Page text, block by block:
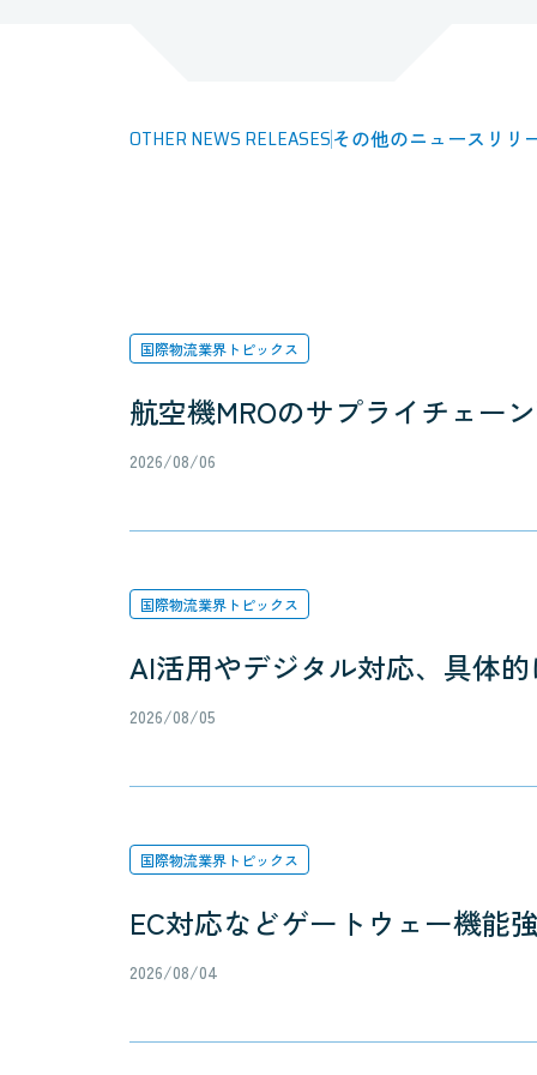
OTHER NEWS RELEASESその他のニュースリリ
国際物流業界トピックス
航空機MROのサプライチェー
2026/08/06
国際物流業界トピックス
AI活用やデジタル対応、具体
2026/08/05
国際物流業界トピックス
EC対応などゲートウェー機能
2026/08/04